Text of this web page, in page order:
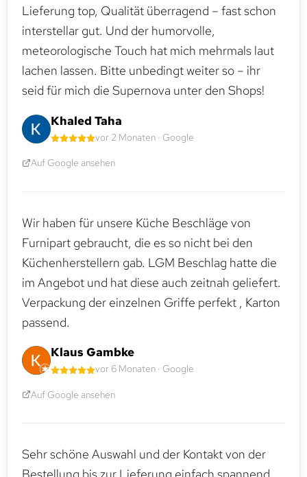
Lieferung top, Qualität überragend – fast schon
interstellar gut. Und der humorvolle,
meteorologische Touch hat mich mehrmals laut
lachen lassen. Bitte unbedingt weiter so – ihr
seid für mich die Supernova unter den Shops!
Khaled Taha
vor 2 Monaten · Google
Auf Google ansehen
Wir haben für unsere Küche Beschläge von
Furnipart gebraucht, die es so nicht bei den
Küchenherstellern gab. LGM Beschlag hatte die
im Angebot und hat diese auch zeitnah geliefert.
Verpackung der einzelnen Griffe perfekt , Karton
passend.
Klaus Gambke
vor 6 Monaten · Google
Auf Google ansehen
Sehr schöne Auswahl und der Kontakt von der